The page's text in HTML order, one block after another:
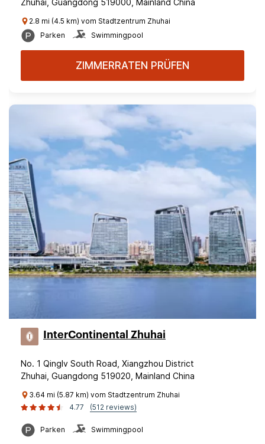
Zhuhai, Guangdong 519000, Mainland China
2.8 mi (4.5 km) vom Stadtzentrum Zhuhai
Parken
Swimmingpool
ZIMMERRATEN PRÜFEN
InterContinental Zhuhai
No. 1 Qinglv South Road, Xiangzhou District
Zhuhai, Guangdong 519020, Mainland China
3.64 mi (5.87 km) vom Stadtzentrum Zhuhai
4.77
(512 reviews)
Parken Swimmingpool